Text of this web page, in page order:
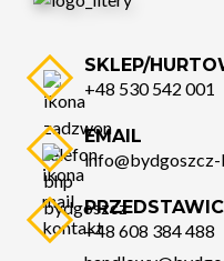
SKLEP/
+48 530 542 001
EMAIL
+48 608 384 488